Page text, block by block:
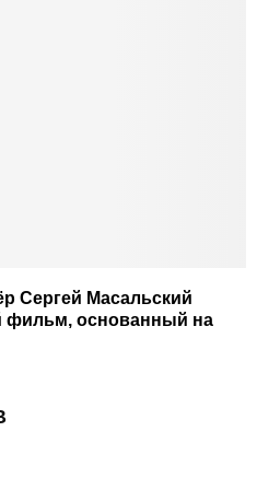
Сергей Масальский
фильм, основанный на